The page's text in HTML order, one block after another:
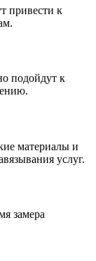
привести к
подойдут к
материалы и
услуг.
замера